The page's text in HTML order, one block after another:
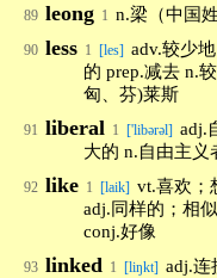
89 leong 1 n.梁（中国姓
90 less 1 [les] adv.较少
的 prep.减去 n.
匈、芬)莱斯
91 liberal 1 ['libərəl] adj.
大的 n.自由主义
92 like 1 [laik] vt.喜欢；
adj.同样的；相
conj.好像
93 linked 1 [liŋkt] adj.连